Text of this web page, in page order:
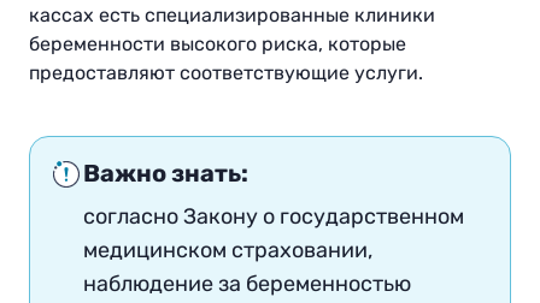
кассах есть специализированные клиники
беременности высокого риска, которые
предоставляют соответствующие услуги.
Важно знать:
согласно Закону о государственном
медицинском страховании,
наблюдение за беременностью